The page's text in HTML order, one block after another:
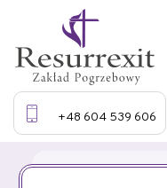
+48 604 539 606